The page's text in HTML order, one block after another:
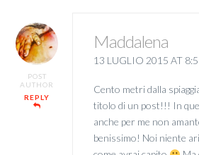
POST
AUTHOR
REPLY
Maddalena
13 LUGLIO 2015 AT
Cento metri dalla
titolo di un post!!! In
anche per me non
benissimo! Noi niente